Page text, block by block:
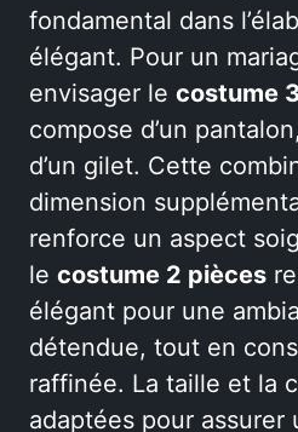
fondamental dans
élégant. Pour un
envisager le costume
compose d’un
d’un gilet. Cette
dimension
renforce un aspect
le costume 2 pièces
élégant pour une
détendue, tout en
raffinée. La taille et la
adaptées pour assurer